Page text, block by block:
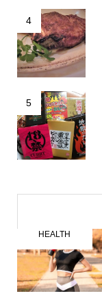
4
5
HEALTH